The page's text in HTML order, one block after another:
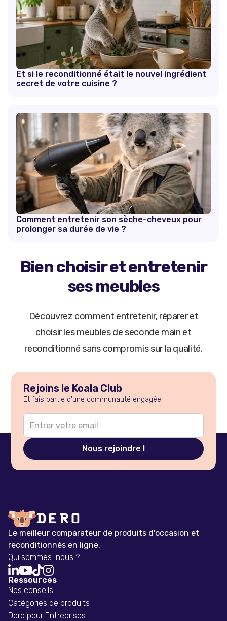
Et si le reconditionné était le nouvel ingrédient
secret de votre cuisine ?
Comment entretenir son sèche-cheveux pour
prolonger sa durée de vie ?
Bien choisir et entretenir
ses meubles
Découvrez comment entretenir, réparer et
choisir les meubles de seconde main et
reconditionné sans compromis sur la qualité.
Rejoins le Koala Club
Et fais partie d'une communauté engagée !
Le meilleur comparateur de produits d'occasion et
reconditionnés en ligne.
Qui sommes-nous ?

Ressources
Nos conseils
Catégories de produits
Dero pour Entreprises